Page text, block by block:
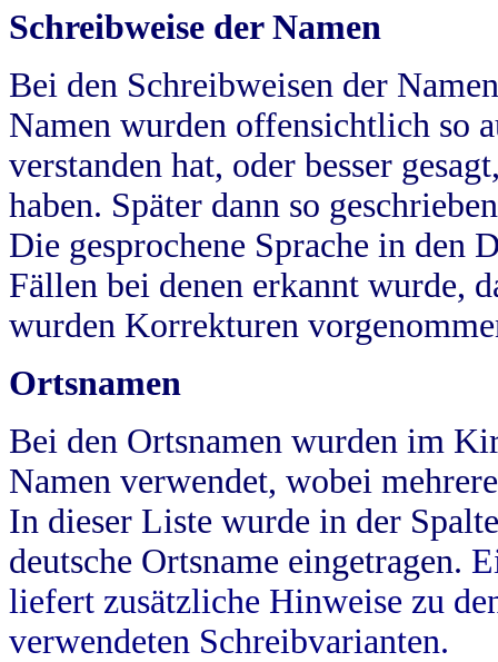
Schreibweise der Namen
Bei den Schreibweisen der
Namen wurden offensichtlich so
verstanden hat, oder besser
haben. Später dann so
Die gesprochene Sprache in
Fällen bei denen erkannt wurde,
wurden Korrekturen
Ortsnamen
Bei den Ortsnamen wurden im
Namen verwendet, wobei
In dieser Liste wurde in der
deutsche Ortsname eingetragen.
liefert zusätzliche Hinweise zu
verwendeten Schreibvarianten.